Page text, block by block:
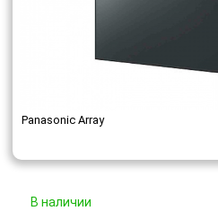
Panasonic Array
В наличии